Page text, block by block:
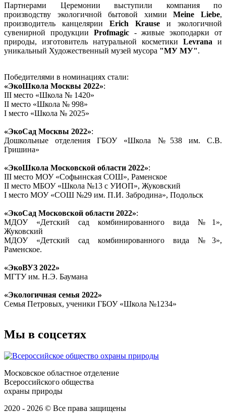
Партнерами Церемонии выступили компания по
производству экологичной бытовой химииMeine Liebe,
производитель канцелярии Erich Krause и экологичной
сувенирной продукции Profmagic- живые экоподарки от
природы, изготовитель натуральной косметики Levrana и
уникальный Художественный музей мусора "МУ МУ".
Победителями в номинациях стали:
«ЭкоШкола Москвы 2022»:
III место «Школа № 1420»
II место «Школа № 998»
I место «Школа № 2025»
«ЭкоСад Москвы 2022»:
Дошкольные отделения ГБОУ «Школа №538 им. С.В.
Гришина»
«ЭкоШкола Московской области 2022»:
III место МОУ «Софьинская СОШ», Раменское
II место МБОУ «Школа №13 с УИОП», Жуковский
I место МОУ «СОШ №29 им. П.И. Забродина», Подольск
«ЭкоСад Московской области 2022»:
МДОУ «Детский сад комбинированного вида №1»,
Жуковский
МДОУ «Детский сад комбинированного вида №3»,
Раменское.
«ЭкоВУЗ 2022»
МГТУ им. Н.Э. Баумана
«Экологичная семья 2022»
Семья Петровых, ученики ГБОУ «Школа №1234»
Мы в соцсетях
Московское областное отделение
Всероссийского общества
охраны природы
2020 - 2026 © Все права защищены